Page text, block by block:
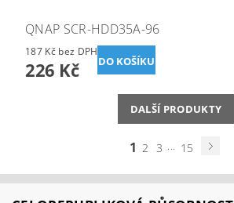
QNAP SCR-HDD35A-96
187 Kč bez DPH
226 Kč
DALŠÍ PRODUKTY
1 2 3 ... 15